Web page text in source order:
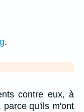
.
contre eux, à
parce qu'ils m'ont